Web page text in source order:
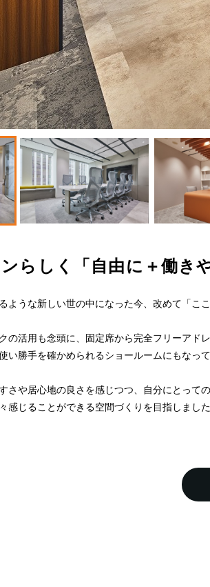
らしく「自由に＋働き
ような新しい世の中になった今、改めて「こ
の活用も念頭に、固定席から完全フリーア
い勝手を確かめられるショールームにもなって
さや居心地の良さを感じつつ、自分にとっ
感じることができる空間づくりを目指しました